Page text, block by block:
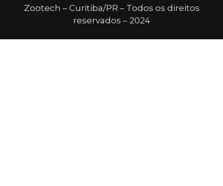
Zootech – Curitiba/PR – Todos os direitos
reservados – 2024